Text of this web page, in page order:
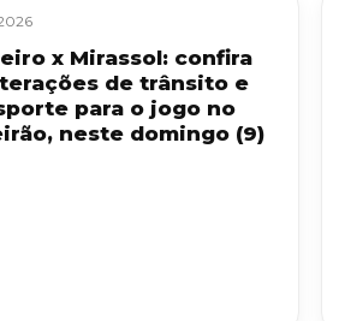
x Mirassol: confira
de trânsito e
para o jogo no
neste domingo (9)